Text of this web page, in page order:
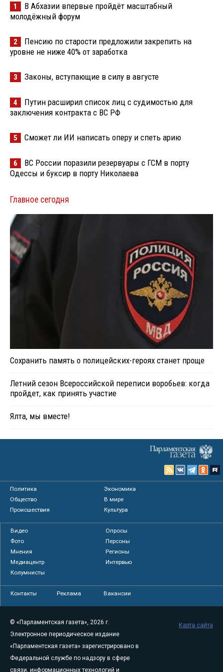
1
В Абхазии впервые пройдёт масштабный
молодёжный форум
2
Пенсию по старости предложили закрепить на
уровне не ниже 40% от заработка
3 Законы, вступающие в силу в августе
4
Путин расширил список лиц с судимостью для
заключения контракта с ВС РФ
5 Сможет ли ИИ написать оперу и спеть арию
6
ВС России поразили резервуары с ГСМ в порту
Одессы и буксир в порту Николаева
Главное сегодня
Сохранить память о полицейских-героях станет проще
Летний сезон Всероссийской переписи воробьев: когда
пройдет, как принять участие
Ялта, мы вместе!
Политика
Экономика
Общество
В мире
Происшествия
Культура
Видео
Опросы
Фото
Персоны
Мнения
Регионы
Медиацентр
Интервью
Колумнисты
Контакты Реклама Вакансии
© «Парламентская газета», 2026 г.
Электронное периодическое издание
«Парламентская газета» зарегистрировано в
Федеральной службе по надзору в сфере
связи, информационных технологий и
Карта сайта